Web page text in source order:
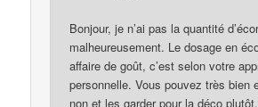
Bonjour, je n’ai pas la quantité
malheureusement. Le dosage en
affaire de goût, c’est selon votre
personnelle. Vous pouvez très bien
non et les garder pour la déco